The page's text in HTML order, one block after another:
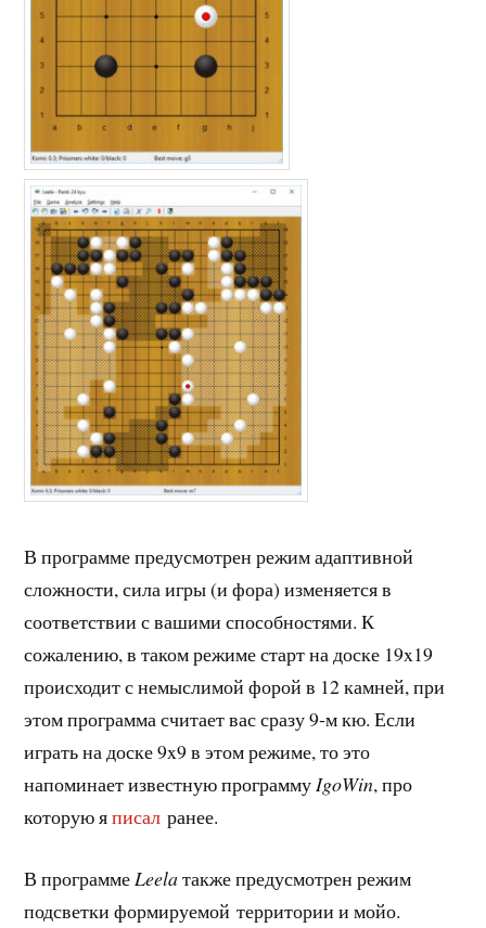
В программе предусмотрен режим адаптивной
сложности, сила игры (и фора) изменяется в
соответствии с вашими способностями. К
сожалению, в таком режиме старт на доске 19x19
происходит с немыслимой форой в 12 камней, при
этом программа считает вас сразу 9-м кю. Если
играть на доске 9x9 в этом режиме, то это
напоминает известную программуIgoWin, про
которую яписал ранее.
В программеLeelaтакже предусмотрен режим
подсветки формируемой территории и мойо.